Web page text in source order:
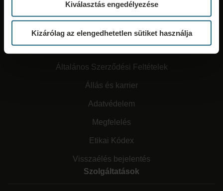
Kiválasztás engedélyezése
Kizárólag az elengedhetetlen sütiket használja
Általános Szerződési Feltételek
Állás és karrier
Adatvédelem
Megfelelés
Etikai Kódex
Visszaélés bejelentés
Szolgáltatások